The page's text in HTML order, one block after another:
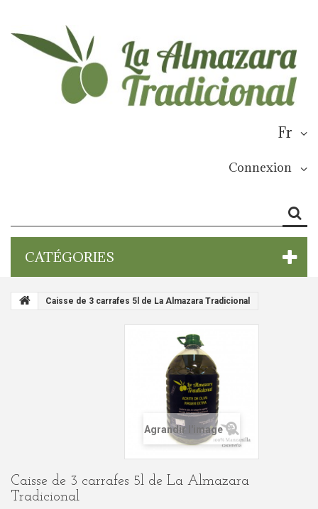
Fr
Connexion
CATÉGORIES
Caisse de 3 carrafes 5l de La Almazara Tradicional
Agrandir l'image
Caisse de 3 carrafes 5l de La Almazara
Tradicional